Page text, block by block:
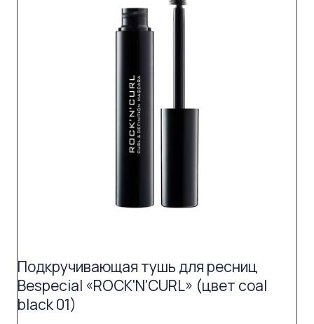
Подкручивающая тушь для ресниц
Bespecial «ROCK'N'CURL» (цвет coal
black 01)